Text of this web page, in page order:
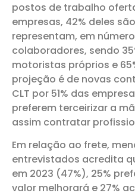
postos de trabalho
empresas, 42% deles
representam, em
colaboradores, sendo
motoristas próprios e
projeção é de novas
CLT por 51% das
preferem terceirizar a
assim contratar
Em relação ao frete,
entrevistados acredita
em 2023 (47%), 25%
valor melhorará e 27%